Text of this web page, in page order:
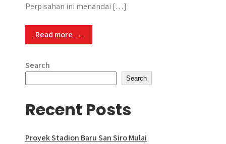
Perpisahan ini menandai […]
Read more →
Search
Search
Recent Posts
Proyek Stadion Baru San Siro Mulai